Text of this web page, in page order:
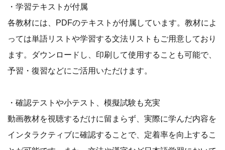
・学習テキストが付属
各教材には、PDFのテキストが付属しています。教材によ
っては単語リストや学習する文法リストもご用意しており
ます。ダウンロードし、印刷して使用することも可能で、
予習・復習などにご活用いただけます。
・確認テストや小テスト、模擬試験も充実
動画教材を視聴するだけに留まらず、実際に学んだ内容を
インタラクティブに確認することで、定着率を向上するこ